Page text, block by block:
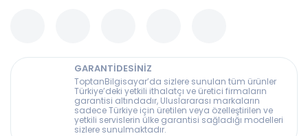
GARANTİDESİNİZ
ToptanBilgisayar’da sizlere sunulan tüm ürünler
Türkiye’deki yetkili ithalatçı ve üretici firmaların
garantisi altındadır, Uluslararası markaların
sadece Türkiye için üretilen veya özelleştirilen ve
yetkili servislerin ülke garantisi sağladığı modelleri
sizlere sunulmaktadır.